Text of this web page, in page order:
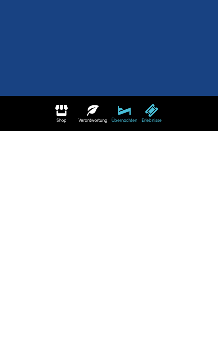
Shop Verantwortung Übernachten Erlebnisse